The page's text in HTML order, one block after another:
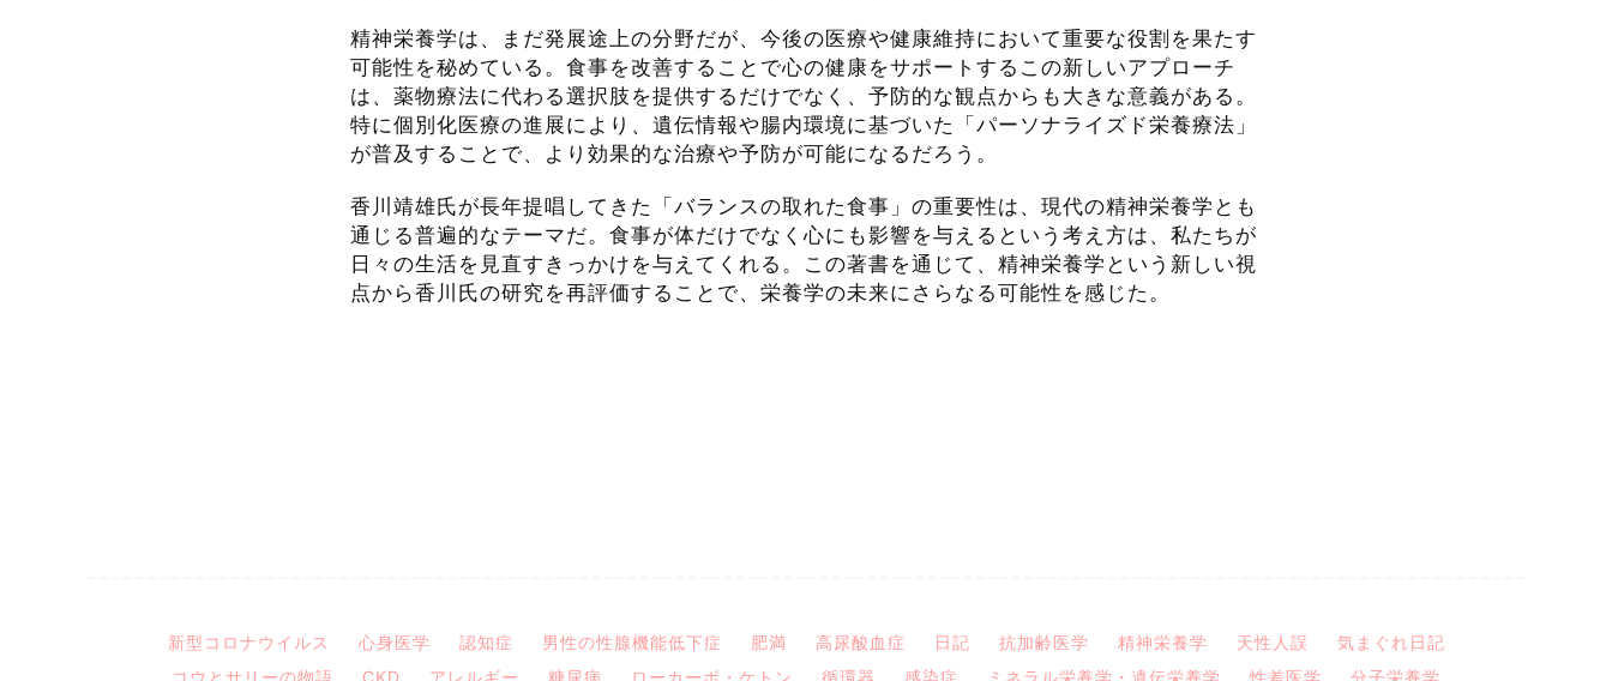
精神栄養学は、まだ発展途上の分野だが、今後の医療や健康維持において重要な役割を果たす
可能性を秘めている。食事を改善することで心の健康をサポートするこの新しいアプローチ
は、薬物療法に代わる選択肢を提供するだけでなく、予防的な観点からも大きな意義がある。
特に個別化医療の進展により、遺伝情報や腸内環境に基づいた「パーソナライズド栄養療法」
が普及することで、より効果的な治療や予防が可能になるだろう。
香川靖雄氏が長年提唱してきた「バランスの取れた食事」の重要性は、現代の精神栄養学とも
通じる普遍的なテーマだ。食事が体だけでなく心にも影響を与えるという考え方は、私たちが
日々の生活を見直すきっかけを与えてくれる。この著書を通じて、精神栄養学という新しい視
点から香川氏の研究を再評価することで、栄養学の未来にさらなる可能性を感じた。
新型コロナウイルス 心身医学 認知症 男性の性腺機能低下症 肥満 高尿酸血症 日記 抗加齢医学 精神栄養学 天性人誤
気まぐれ日記
コウとサリーの物語
CKD アレルギー 糖尿病 ローカーボ・ケトン 循環器 感染症 ミネラル栄養学・遺伝栄養学 性差医学 分子栄養学